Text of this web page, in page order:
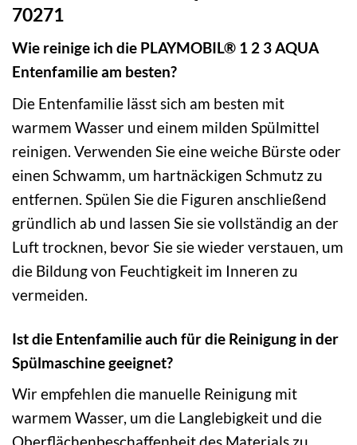
70271
Wie reinige ich die PLAYMOBIL® 1 2 3 AQUA
Entenfamilie am besten?
Die Entenfamilie lässt sich am besten mit
warmem Wasser und einem milden Spülmittel
reinigen. Verwenden Sie eine weiche Bürste oder
einen Schwamm, um hartnäckigen Schmutz zu
entfernen. Spülen Sie die Figuren anschließend
gründlich ab und lassen Sie sie vollständig an der
Luft trocknen, bevor Sie sie wieder verstauen, um
die Bildung von Feuchtigkeit im Inneren zu
vermeiden.
Ist die Entenfamilie auch für die Reinigung in der
Spülmaschine geeignet?
Wir empfehlen die manuelle Reinigung mit
warmem Wasser, um die Langlebigkeit und die